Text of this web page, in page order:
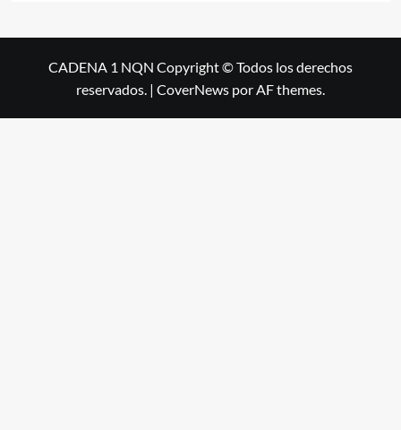
CADENA 1 NQN Copyright © Todos los derechos
reservados. | CoverNews por AF themes.